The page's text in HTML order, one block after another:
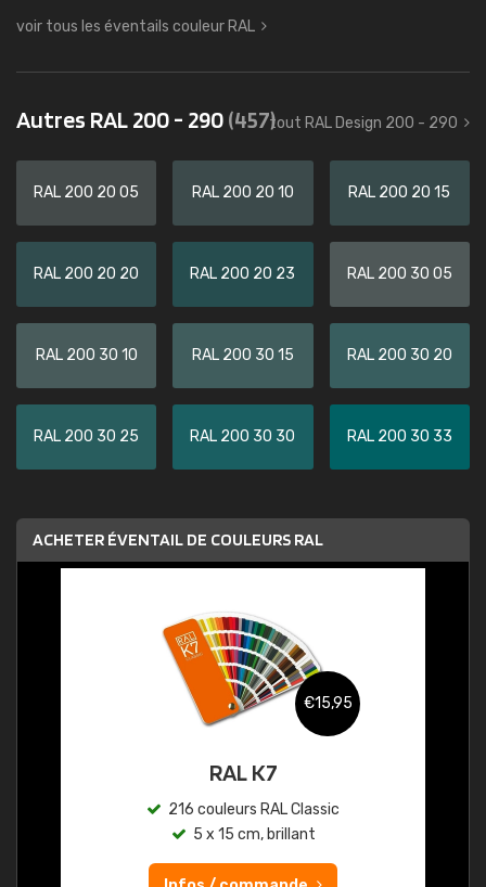
voir tous les éventails couleur RAL
Autres RAL 200 - 290(457)tout RAL Design 200 - 290
RAL 200 20 05 RAL 200 20 10 RAL 200 20 15
RAL 200 20 20 RAL 200 20 23 RAL 200 30 05
RAL 200 30 10 RAL 200 30 15 RAL 200 30 20
RAL 200 30 25 RAL 200 30 30 RAL 200 30 33
ACHETER ÉVENTAIL DE COULEURS RAL
€15,95
RAL K7
216 couleurs RAL Classic
5 x 15 cm, brillant